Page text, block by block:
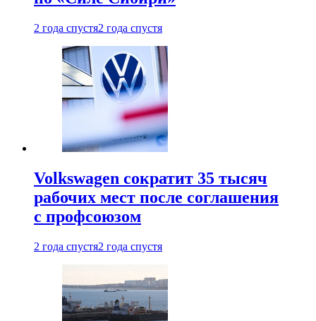
2 года спустя2 года спустя
Volkswagen сократит 35 тысяч
рабочих мест после соглашения
с профсоюзом
2 года спустя2 года спустя